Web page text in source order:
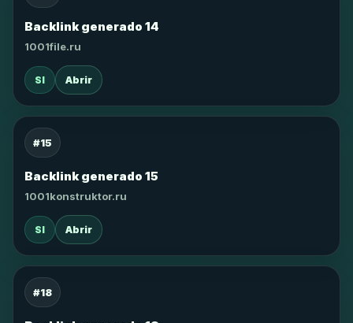
Backlink generado 14
1001file.ru
SI Abrir
#15
Backlink generado 15
1001konstruktor.ru
SI Abrir
#18